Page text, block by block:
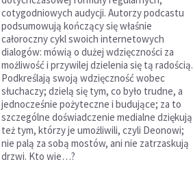
cotygodniowych audycji. Autorzy podcastu
podsumowują kończący się właśnie
całoroczny cykl swoich internetowych
dialogów: mówią o dużej wdzięczności za
możliwość i przywilej dzielenia się tą radością.
Podkreślają swoją wdzięczność wobec
słuchaczy; dzielą się tym, co było trudne, a
jednocześnie pożyteczne i budujące; za to
szczególne doświadczenie medialne dziękują
też tym, którzy je umożliwili, czyli Deonowi;
nie palą za sobą mostów, ani nie zatrzaskują
drzwi. Kto wie…?